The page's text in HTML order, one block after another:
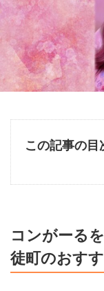
ン
を
れ
ば
コンがーる
徒町のおす